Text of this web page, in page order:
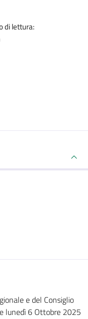
di lettura:
e del Consiglio
lunedì 6 Ottobre 2025